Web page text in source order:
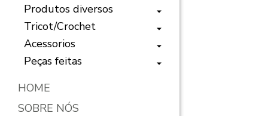
Produtos diversos
Tricot/Crochet
Acessorios
Peças feitas
HOME
SOBRE NÓS